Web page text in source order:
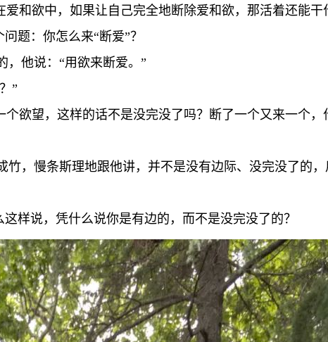
和欲中，如果让自己完全地断除爱和欲，那活着还能干
题：你怎么来“断爱”？
，他说：“用欲来断爱。”
”
欲望，这样的话不是没完没了吗？断了一个又来一个，
，慢条斯理地跟他讲，并不是没有边际、没完没了的
样说，凭什么说你是有边的，而不是没完没了的？